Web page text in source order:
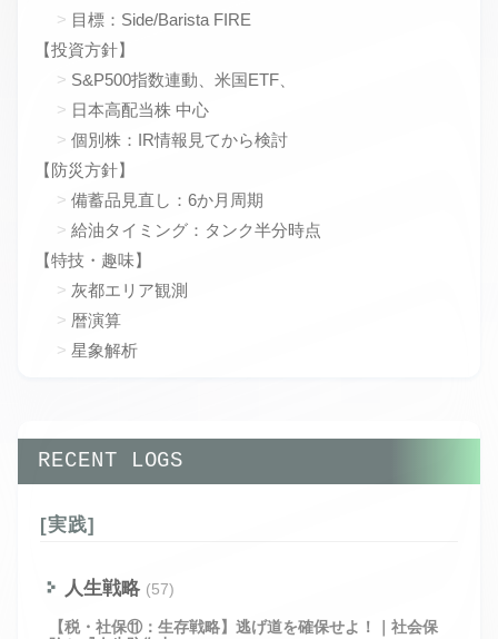
目標：Side/Barista FIRE
【投資方針】
S&P500指数連動、米国ETF、
日本高配当株 中心
個別株：IR情報見てから検討
【防災方針】
備蓄品見直し：6か月周期
給油タイミング：タンク半分時点
【特技・趣味】
灰都エリア観測
暦演算
星象解析
RECENT LOGS
[実践]
人生戦略 (57)
【税・社保⑪：生存戦略】逃げ道を確保せよ！｜社会保